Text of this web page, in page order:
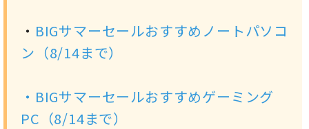
・ BIGサマーセールおすすめノートパソコ
ン（8/14まで）
・ BIGサマーセールおすすめゲーミング
PC（8/14まで）